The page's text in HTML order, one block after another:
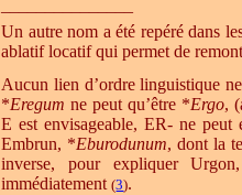
Un autre nom a été repéré dans
ablatif locatif qui permet de
Aucun lien d’ordre linguistique
*Eregum ne peut qu’être *Ergo,
E est envisageable, ER- ne
Embrun, *Eburodunum, dont la
inverse, pour expliquer
immédiatement(3).